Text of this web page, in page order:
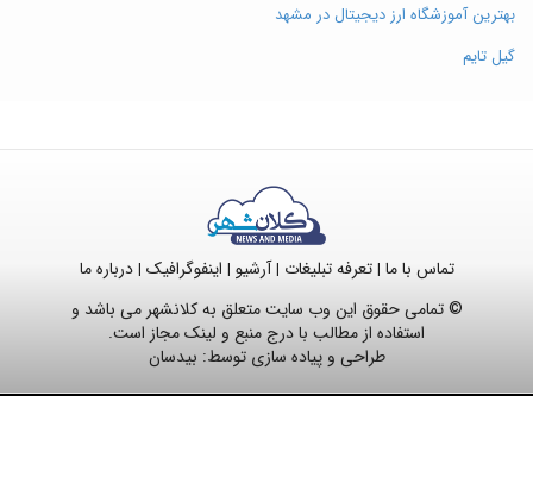
بهترین آموزشگاه ارز دیجیتال در مشهد
گیل تایم
تماس با ما |تعرفه تبلیغات |آرشیو | اینفوگرافیک |درباره ما
© تمامی حقوق این وب سایت متعلق به کلانشهر می باشد و
استفاده از مطالب با درج منبع و لینک مجاز است.
طراحی و پیاده سازی توسط: بیدسان